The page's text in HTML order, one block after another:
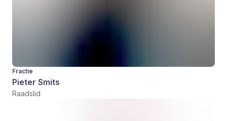
Fractie
Pieter Smits
Raadslid